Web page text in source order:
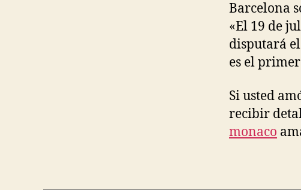
Barcelona
«El 19 de
disputará
es el
Si usted
recibir
monaco